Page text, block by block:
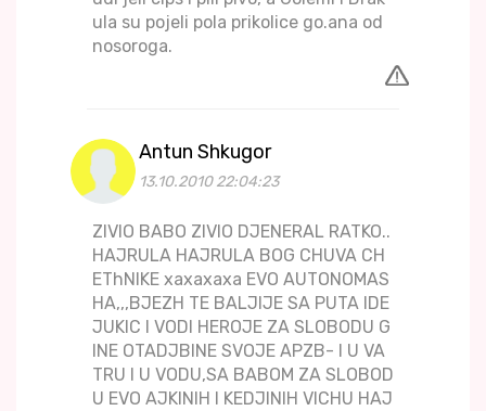
ula su pojeli pola prikolice go.ana od
nosoroga.
Antun Shkugor
13.10.2010 22:04:23
ZIVIO BABO ZIVIO DJENERAL RATKO..
HAJRULA HAJRULA BOG CHUVA CH
EThNIKE xaxaxaxa EVO AUTONOMAS
HA,,,BJEZH TE BALJIJE SA PUTA IDE
JUKIC I VODI HEROJE ZA SLOBODU G
INE OTADJBINE SVOJE APZB- I U VA
TRU I U VODU,SA BABOM ZA SLOBOD
U EVO AJKINIH I KEDJINIH VICHU HAJ